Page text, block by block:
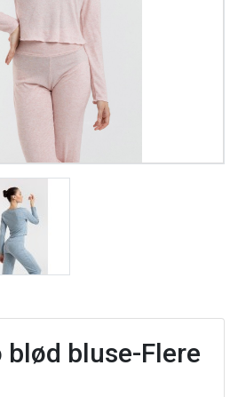
blød bluse-Flere